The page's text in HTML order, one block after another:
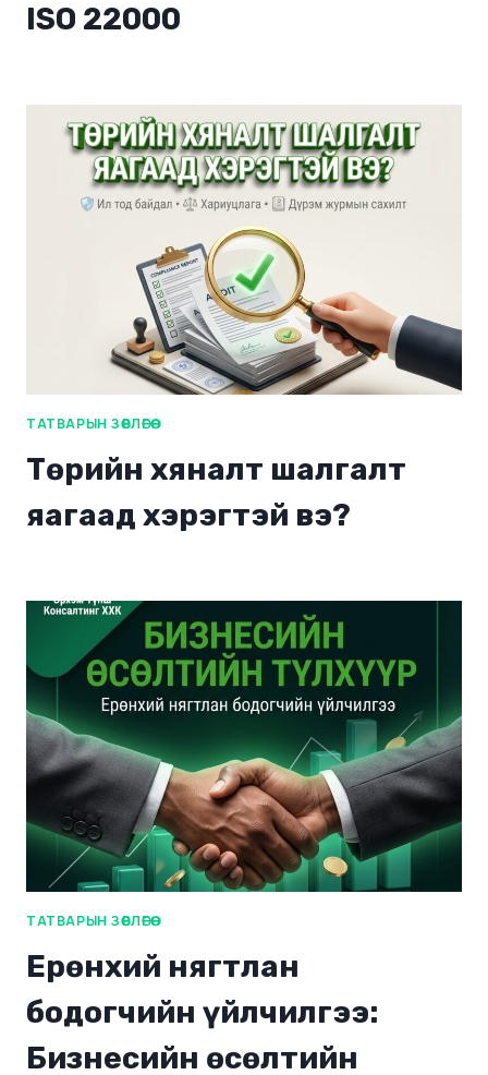
ISO 22000
ТАТВАРЫН ЗӨВЛӨГӨӨ
Төрийн хяналт шалгалт
яагаад хэрэгтэй вэ?
ТАТВАРЫН ЗӨВЛӨГӨӨ
Ерөнхий нягтлан
бодогчийн үйлчилгээ:
Бизнесийн өсөлтийн